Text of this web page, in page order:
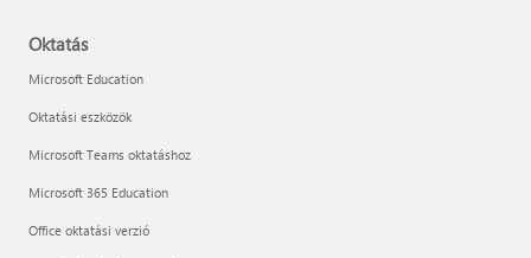
Oktatás
Microsoft Education
Oktatási eszközök
Microsoft Teams oktatáshoz
Microsoft 365 Education
Office oktatási verzió